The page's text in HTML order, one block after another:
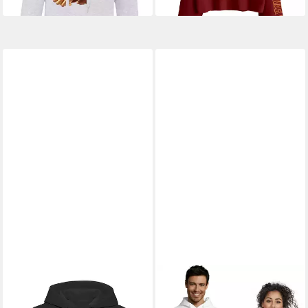
BLONDIE & BROWNIE
Damen Pinky and the Brain
BLONDIE & BROWNIE Hoodie
Unisex Hoodie Pullover Pinky